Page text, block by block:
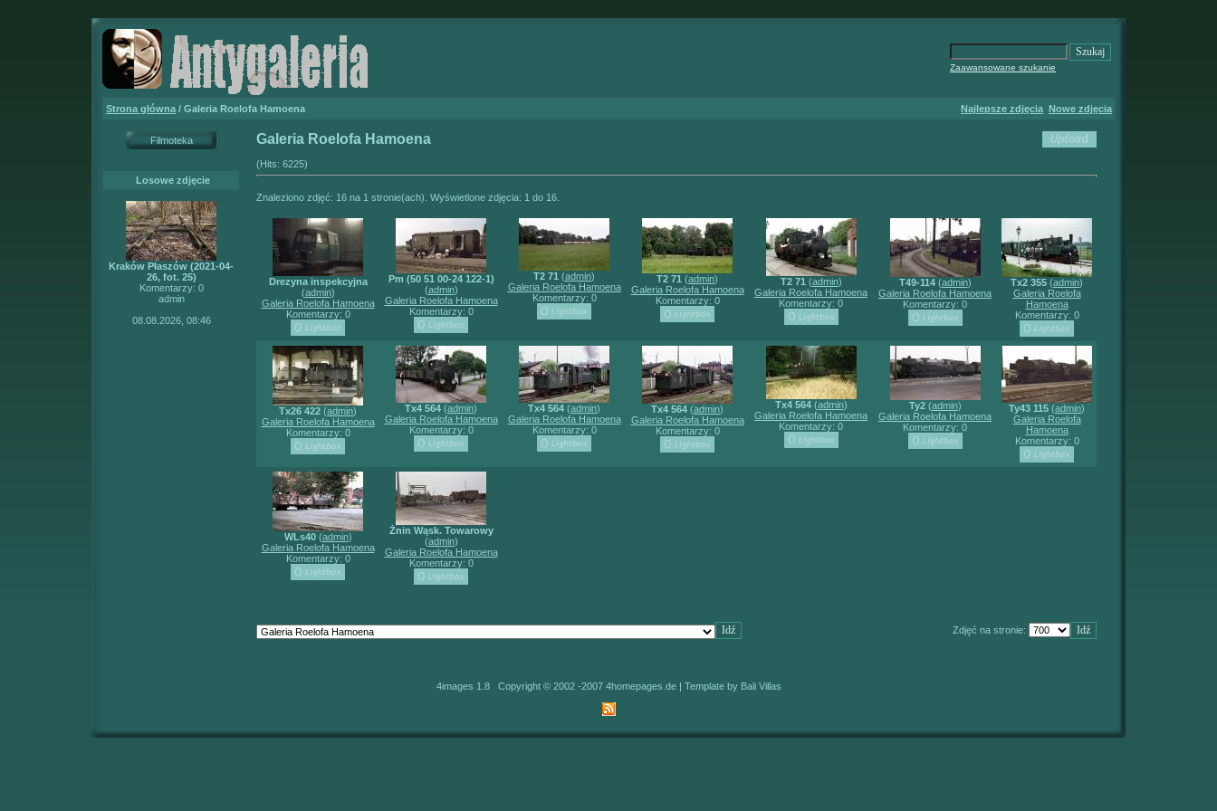
Zaawansowane szukanie
Strona główna / Galeria Roelofa Hamoena Najlepsze zdjęcia Nowe zdjęcia
Filmoteka
Losowe zdjęcie
Kraków Płaszów (2021-04-
26, fot. 25)
Komentarzy: 0
admin
08.08.2026, 08:46
Galeria Roelofa Hamoena
(Hits: 6225)
Znaleziono zdjęć: 16 na 1 stronie(ach). Wyświetlone zdjęcia: 1 do 16.
Drezyna inspekcyjna
(admin)
Galeria Roelofa Hamoena
Komentarzy: 0
Pm (50 51 00-24 122-1)
(admin)
Galeria Roelofa Hamoena
Komentarzy: 0
T2 71 (admin)
Galeria Roelofa Hamoena
Komentarzy: 0
T2 71 (admin)
Galeria Roelofa Hamoena
Komentarzy: 0
T2 71 (admin)
Galeria Roelofa Hamoena
Komentarzy: 0
T49-114(admin)
Galeria Roelofa Hamoena
Komentarzy: 0
Tx2 355 (admin)
Galeria Roelofa
Hamoena
Komentarzy: 0
Tx26 422 (admin)
Galeria Roelofa Hamoena
Komentarzy: 0
Tx4 564 (admin)
Galeria Roelofa Hamoena
Komentarzy: 0
Tx4 564 (admin)
Galeria Roelofa Hamoena
Komentarzy: 0
Tx4 564 (admin)
Galeria Roelofa Hamoena
Komentarzy: 0
Tx4 564(admin)
Galeria Roelofa Hamoena
Komentarzy: 0
Ty2(admin)
Galeria Roelofa Hamoena
Komentarzy: 0
Ty43 115 (admin)
Galeria Roelofa
Hamoena
Komentarzy: 0
WLs40(admin)
Galeria Roelofa Hamoena
Komentarzy: 0
Żnin Wąsk. Towarowy
(admin)
Galeria Roelofa Hamoena
Komentarzy: 0
Zdjęć na stronie:
4images 1.8 Copyright © 2002 -2007 4homepages.de| Template by Bali Villas